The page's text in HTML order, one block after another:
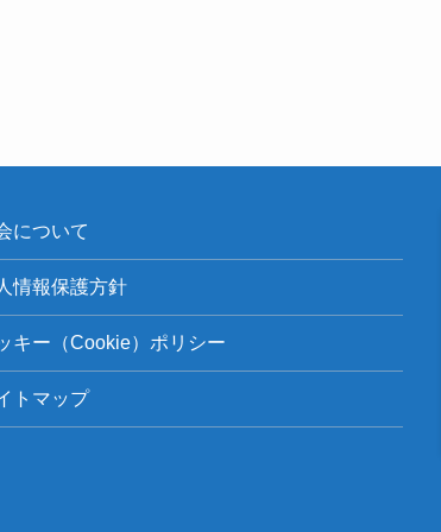
について
情報保護方針
キー（Cookie）ポリシー
トマップ